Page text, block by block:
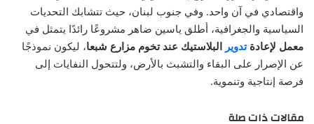
واقتصادي في آن واحد. وفي جنوب لبنان، حيث تتشابك التحديات
السياسية والجغرافية، أطلق ياسين ضاهر مشروعًا رائدًا يتمثل في
معمل لإعادةتدوير البلاستيك عند تخوم مزارع شبعا، ليكون نموذجًا
عن الإصرار على البقاء والتشبث بالأرض، ولتتحول النفايات إلى
فرصة إنتاجية وتنموية.
مقالات ذات صلة